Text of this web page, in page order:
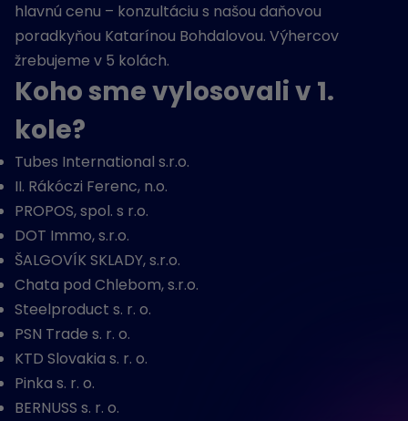
hlavnú cenu – konzultáciu s našou daňovou
poradkyňou Katarínou Bohdalovou. Výhercov
žrebujeme v 5 kolách.
Koho sme vylosovali v 1.
kole?
Tubes International s.r.o.
II. Rákóczi Ferenc, n.o.
PROPOS, spol. s r.o.
DOT Immo, s.r.o.
ŠALGOVÍK SKLADY, s.r.o.
Chata pod Chlebom, s.r.o.
Steelproduct s. r. o.
PSN Trade s. r. o.
KTD Slovakia s. r. o.
Pinka s. r. o.
BERNUSS s. r. o.